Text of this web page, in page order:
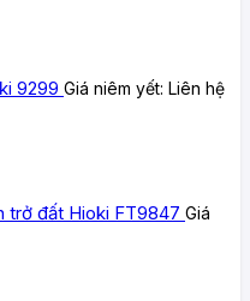
9299 Giá niêm yết: Liên hệ
trở đất Hioki FT9847 Giá